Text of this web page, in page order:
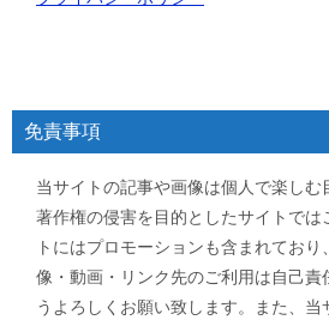
免責事項
当サイトの記事や画像は個人で楽しむ
著作権の侵害を目的としたサイトでは
トにはプロモーションも含まれてお
像・動画・リンク先のご利用は自己責
うよろしくお願い致します。また、当